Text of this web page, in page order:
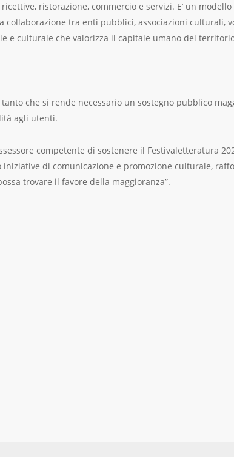
ristorazione, commercio e servizi. E’ un
tra enti pubblici, associazioni culturali,
e culturale che valorizza il capitale umano del
che si rende necessario un sostegno pubblico
agli utenti.
competente di sostenere il Festivaletteratura
di comunicazione e promozione culturale,
trovare il favore della maggioranza”.